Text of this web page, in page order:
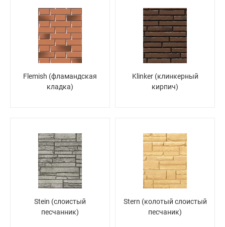
Flemish (фламандская
кладка)
Klinker (клинкерный
кирпич)
Stein (слоистый
песчанник)
Stern (колотый слоистый
песчаник)